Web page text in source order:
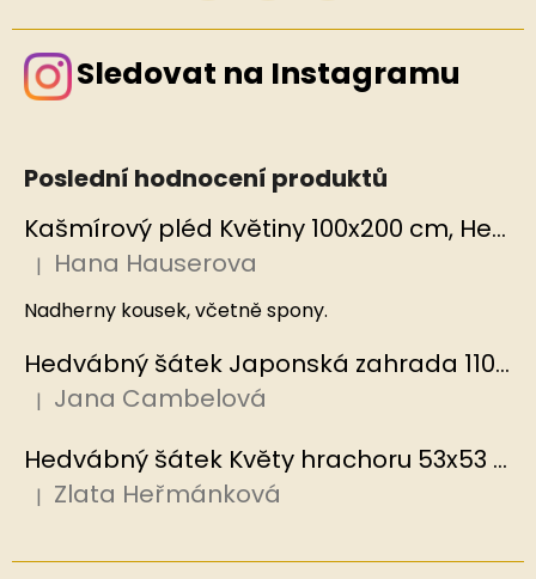
Sledovat na Instagramu
Poslední hodnocení produktů
Kašmírový pléd Květiny 100x200 cm, Hedvábný svět
Hodnocení produktu je 5 z 5 hvězdiček.
| Hana Hauserova
Nadherny kousek, včetně spony.
Hedvábný šátek Japonská zahrada 110x110 cm v dárkovém balení, HEDVÁBNÝ SVĚT
Hodnocení produktu je 5 z 5 hvězdiček.
| Jana Cambelová
Hedvábný šátek Květy hrachoru 53x53 cm v dárkovém balení, HEDVÁBNÝ SVĚT
Hodnocení produktu je 5 z 5 hvězdiček.
| Zlata Heřmánková